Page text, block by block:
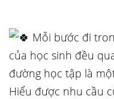
Mỗi bước đi
của học sinh đều
đường học tập là
Hiểu được nhu cầu